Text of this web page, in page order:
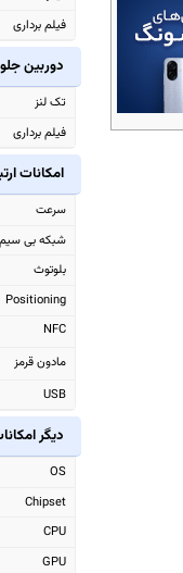
فیلم برداری
دوربین
تک لنز
فیلم برداری
امکانات
سرعت
شبکه بی سیم
بلوتوث
Positioning
NFC
مادون قرمز
USB
دیگر
OS
Chipset
CPU
GPU